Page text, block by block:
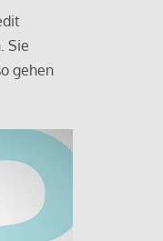
Sie
gehen